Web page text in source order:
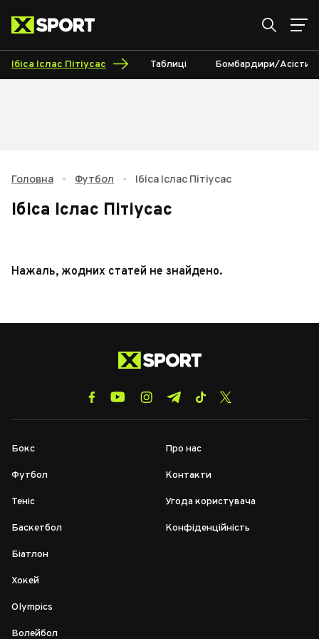
Ібіса Іслас Пітіусас Таблиці Бомбардири/Асісти
Головна • Футбол • Ібіса Іслас Пітіусас
Ібіса Іслас Пітіусас
Нажаль, жодних статей не знайдено.
Бокс
Футбол
Теніс
Баскетбол
Біатлон
Хокей
Olympics
Волейбол
Про нас
Контакти
Угода користувача
Конфіденційність